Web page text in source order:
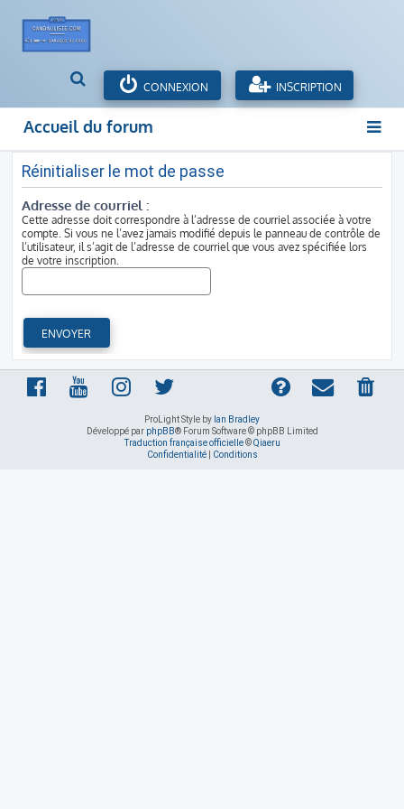
h
e
r
c
h
e
r
CONNEXION INSCRIPTION
Accueil du forum
Réinitialiser le mot de passe
Adresse de courriel :
Cette adresse doit correspondre à l’adresse de courriel associée à votre
compte. Si vous ne l’avez jamais modifié depuis le panneau de contrôle de
l’utilisateur, il s’agit de l’adresse de courriel que vous avez spécifiée lors
de votre inscription.
ProLight Style by Ian Bradley
Développé par phpBB® Forum Software © phpBB Limited
Traduction française officielle©Qiaeru
Confidentialité| Conditions